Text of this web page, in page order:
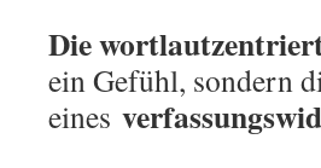
Die
ein Gefühl, sondern
eines